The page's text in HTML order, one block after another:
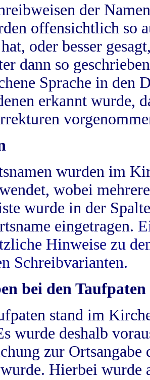
der
offensichtlich so
oder besser
dann so
Sprache in
erkannt wurde,
wurden im
wobei
wurde in der
eingetragen.
Hinweise zu
Schreibvarianten.
bei den Taufpaten
stand im
wurde deshalb
zur
Hierbei wurde